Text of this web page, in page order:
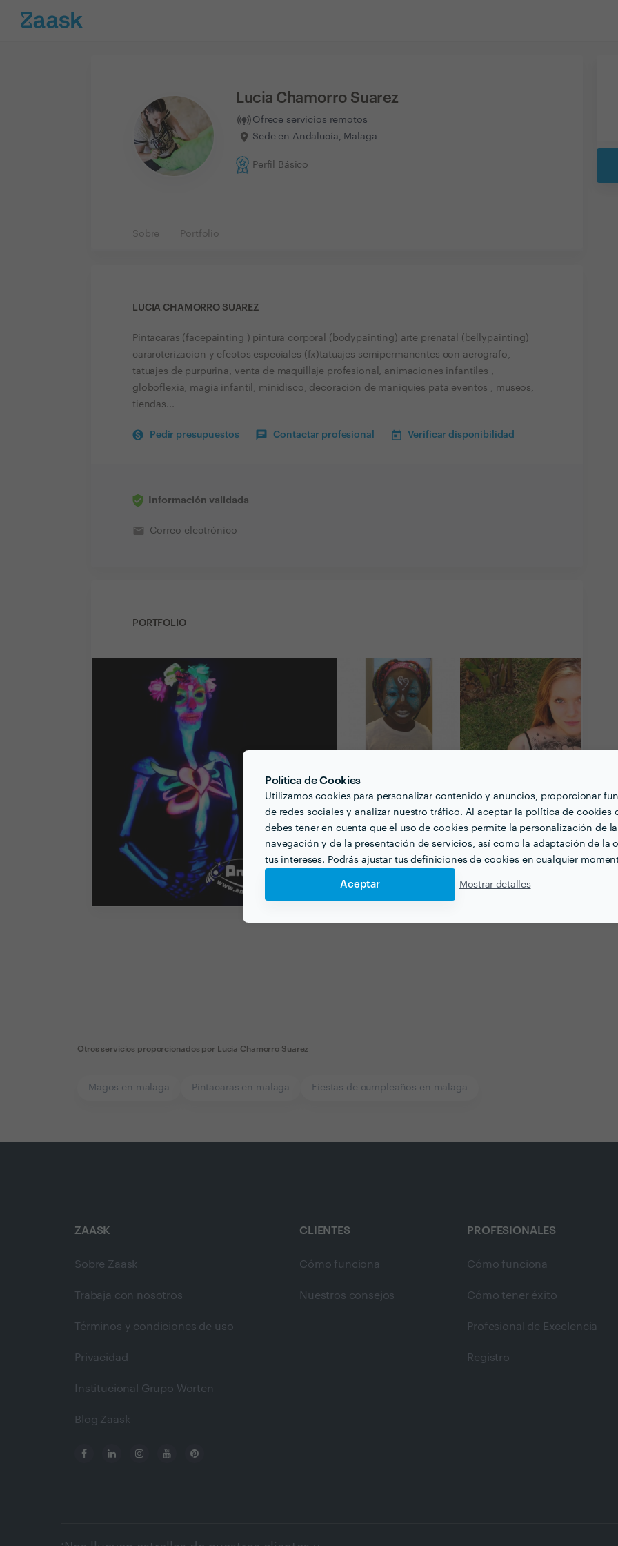
Política de Cookies
Utilizamos cookies para personalizar contenido y anuncios, proporcionar
de redes sociales y analizar nuestro tráfico. Al aceptar la política de cookies
debes tener en cuenta que el uso de cookies permite la personalización de la
navegación y de la presentación de servicios, así como la adaptación de la
tus intereses. Podrás ajustar tus definiciones de cookies en cualquier
Aceptar Mostrar detalles
Lucia Chamorro Suarez
Ofrece servicios remotos
Sede en Andalucía, Malaga
Perfil Básico
Sobre Portfolio
LUCIA CHAMORRO SUAREZ
Pintacaras (facepainting ) pintura corporal (bodypainting) arte prenatal (bellypainting)
cararcterizacion y efectos especiales (fx)tatuajes semipermanentes con aerografo,
tatuajes de purpurina, venta de maquillaje profesional, animaciones infantiles ,
globoflexia, magia infantil, minidisco, decoración de maniquies pata eventos , museos,
tiendas...
Pedir presupuestos Contactar profesional Verificar disponibilidad
Información validada
email Correo electrónico
PORTFOLIO
Ver todas las
Otros servicios proporcionados por Lucia Chamorro Suarez
Magos en malaga Pintacaras en malaga Fiestas de cumpleaños en malaga
ZAASK
Sobre Zaask
Trabaja con nosotros
Términos y condiciones de uso
Privacidad
Institucional Grupo Worten
Blog Zaask
CLIENTES
Cómo funciona
Nuestros consejos
PROFESIONALES
Cómo funciona
Cómo tener éxito
Profesional de Excelencia
Registro